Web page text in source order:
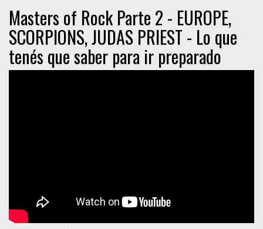
Masters of Rock Parte 2 - EUROPE,
SCORPIONS, JUDAS PRIEST - Lo que
tenés que saber para ir preparado